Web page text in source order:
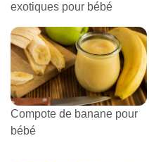
exotiques pour bébé
Compote de banane pour
bébé